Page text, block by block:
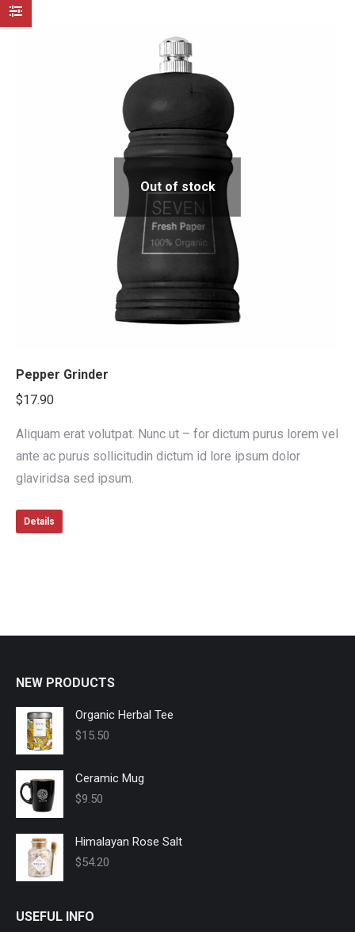
Out of stock
Pepper Grinder
$17.90
Aliquam erat volutpat. Nunc ut – for dictum purus lorem vel
ante ac purus sollicitudin dictum id lore ipsum dolor
glaviridsa sed ipsum.
Details
NEW PRODUCTS
Organic Herbal Tee
$15.50
Ceramic Mug
$9.50
Himalayan Rose Salt
$54.20
USEFUL INFO